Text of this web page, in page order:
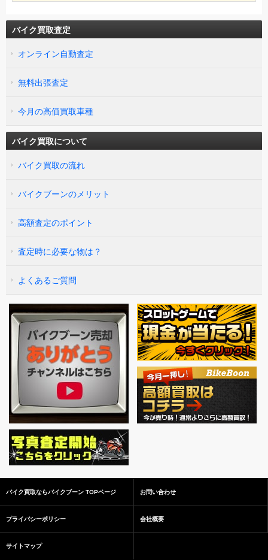
バイク買取査定
オンライン自動査定
無料出張査定
今月の高価買取車種
バイク買取について
バイク買取の流れ
バイクブーンのメリット
高額査定のポイント
査定時に必要な物は？
よくあるご質問
バイク買取ならバイクブーン TOPページ お問い合わせ
プライバシーポリシー 会社概要
サイトマップ